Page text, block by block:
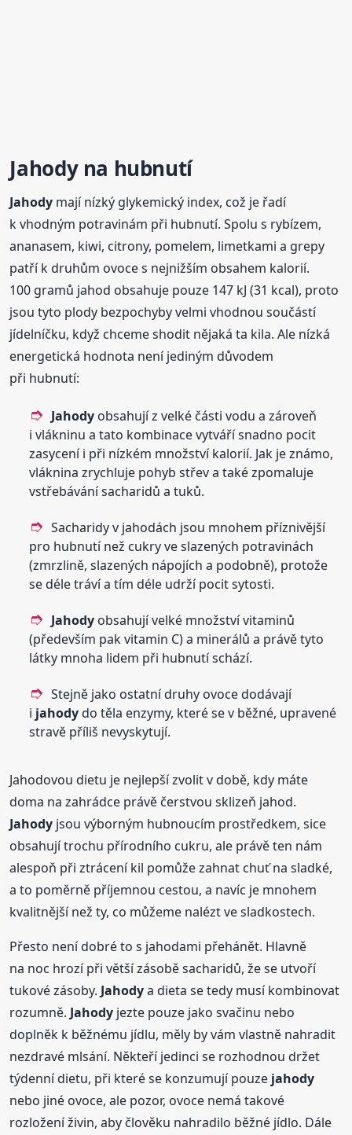
Jahodyna hubnutí
Jahody mají nízký glykemický index, což je řadí
k vhodným potravinám při hubnutí. Spolu s rybízem,
ananasem, kiwi, citrony, pomelem, limetkami a grepy
patří k druhům ovoce s nejnižším obsahem kalorií.
100 gramů jahod obsahuje pouze 147 kJ (31 kcal), proto
jsou tyto plody bezpochyby velmi vhodnou součástí
jídelníčku, když chceme shodit nějaká ta kila. Ale nízká
energetická hodnota není jediným důvodem
při hubnutí:
Jahody obsahují z velké části vodu a zároveň
i vlákninu a tato kombinace vytváří snadno pocit
zasycení i při nízkém množství kalorií. Jak je známo,
vláknina zrychluje pohyb střev a také zpomaluje
vstřebávání sacharidů a tuků.
Sacharidy v jahodách jsou mnohem příznivější
pro hubnutí než cukry ve slazených potravinách
(zmrzlině, slazených nápojích a podobně), protože
se déle tráví a tím déle udrží pocit sytosti.
Jahody obsahují velké množství vitaminů
(především pak vitamin C) a minerálů a právě tyto
látky mnoha lidem při hubnutí schází.
Stejně jako ostatní druhy ovoce dodávají
i jahodydo těla enzymy, které se v běžné, upravené
stravě příliš nevyskytují.
Jahodovou dietu je nejlepší zvolit v době, kdy máte
doma na zahrádce právě čerstvou sklizeň jahod.
Jahody jsou výborným hubnoucím prostředkem, sice
obsahují trochu přírodního cukru, ale právě ten nám
alespoň při ztrácení kil pomůže zahnat chuť na sladké,
a to poměrně příjemnou cestou, a navíc je mnohem
kvalitnější než ty, co můžeme nalézt ve sladkostech.
Přesto není dobré to s jahodami přehánět. Hlavně
na noc hrozí při větší zásobě sacharidů, že se utvoří
tukové zásoby. Jahodya dieta se tedy musí kombinovat
rozumně. Jahody jezte pouze jako svačinu nebo
doplněk k běžnému jídlu, měly by vám vlastně nahradit
nezdravé mlsání. Někteří jedinci se rozhodnou držet
týdenní dietu, při které se konzumují pouze jahody
nebo jiné ovoce, ale pozor, ovoce nemá takové
rozložení živin, aby člověku nahradilo běžné jídlo. Dále